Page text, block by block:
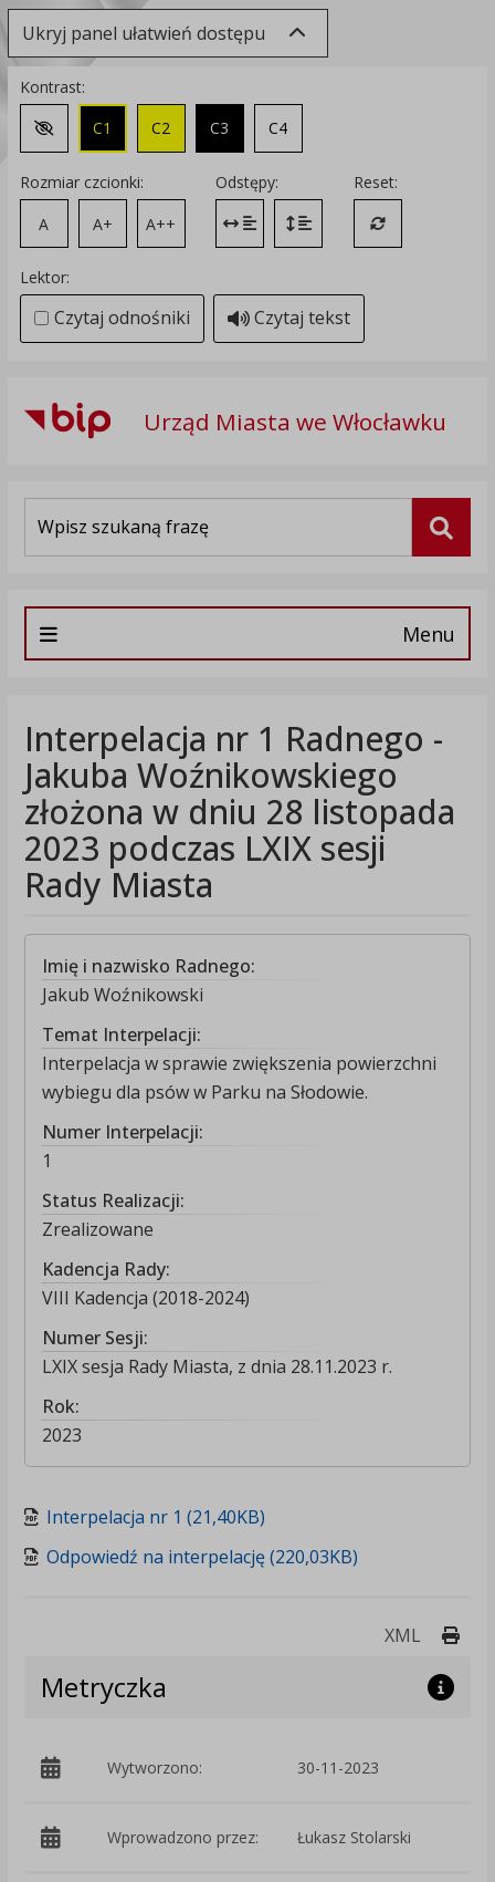
Ukryj panel ułatwień dostępu
Kontrast:
Zmień kontrast na domyślny
C1 C2 C3 C4
Rozmiar czcionki:
A
A+ A++
Odstępy:
Zmień odstęp między literami
Zmień interlinię i margines
Reset:
Przywróć
Lektor:
Czytaj odnośniki Czytaj tekst
Urząd Miasta we Włocławku
Menu
Interpelacja nr 1 Radnego -
Jakuba Woźnikowskiego
złożona w dniu 28 listopada
2023 podczas LXIX sesji
Rady Miasta
Imię i nazwisko Radnego:
Jakub Woźnikowski
Temat Interpelacji:
Interpelacja w sprawie zwiększenia powierzchni
wybiegu dla psów w Parku na Słodowie.
Numer Interpelacji:
1
Status Realizacji:
Zrealizowane
Kadencja Rady:
VIII Kadencja (2018-2024)
Numer Sesji:
LXIX sesja Rady Miasta, z dnia 28.11.2023 r.
Rok:
2023
Interpelacja nr 1 (21,40KB)
Odpowiedź na interpelację (220,03KB)
XML
Metryczka
Wytworzono: 30-11-2023
Wprowadzono przez: Łukasz Stolarski